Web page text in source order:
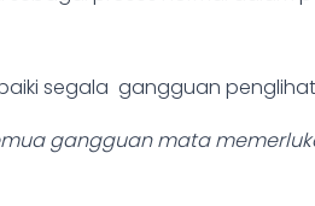
segala gangguan
gangguan mata